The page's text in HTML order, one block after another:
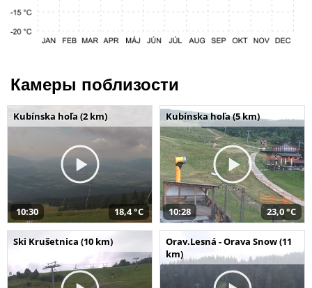
Камеры поблизости
Kubínska hoľa (2 km)
10:30 18,4 °C
Kubínska hoľa (5 km)
10:28 23,0 °C
Ski Krušetnica (10 km)
Orav.Lesná - Orava Snow (11
km)